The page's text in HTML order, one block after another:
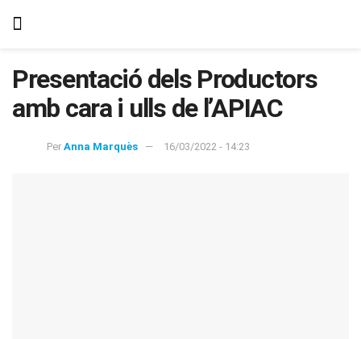
Presentació dels Productors
amb cara i ulls de l’APIAC
Per Anna Marquès 16/03/2022 - 14:23